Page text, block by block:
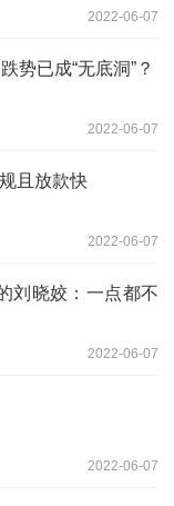
2022-06-07
势已成“无底洞”？
2022-06-07
且放款快
2022-06-07
刘晓姣：一点都不
2022-06-07
2022-06-07